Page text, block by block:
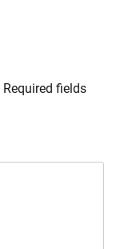
Required fields